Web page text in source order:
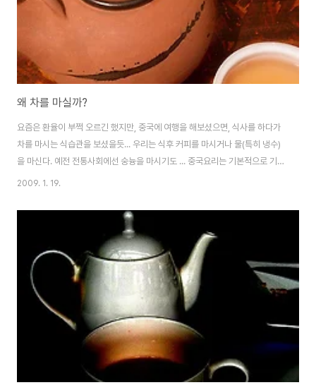
왜 차를 마실까?
요즘은 환율이 부쩍 오르긴 했지만, 중국에 여행을 해보셨으면, 식사를 하다가
차를 마시는 식습관을 보셨을듯... 우리는 식후 커피를 마시거나 물(특히 냉수)
을 마신다. 예전 전통사회에선 숭늉을 마시기도 ... 중국요리는 기본적으로 기름
기가 많기 때문에 차를 많이 마시는데 중국여행을 하다보면 기차를 타도 승무
병을 가지고 있는데, 여기에 찻잎을 넣어놓고 뜨거운 물을 받아 조금씩 따라 마
시기도 한다. 중국인들이 식사때 차를 많이 마시는 것은 기름기가 많은 음식을
계속 먹다보면 혀의 감각이 둔해져 본래의 맛을 제대로 느끼기 어렵기 때문에
차를 마셔 기름기를 혀에서 씻어 내리기 위해서라고 한다. 그러나 잎에서는 기
름기를 씻어 내릴 수 있다고..
2009. 1. 19.